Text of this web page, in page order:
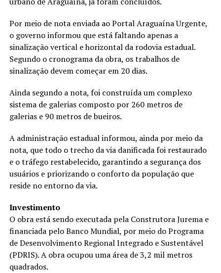
Por meio de nota enviada ao Portal Araguaína Urgente,
o governo informou que está faltando apenas a
sinalização vertical e horizontal da rodovia estadual.
Segundo o cronograma da obra, os trabalhos de
sinalização devem começar em 20 dias.
Ainda segundo a nota, foi construída um complexo
sistema de galerias composto por 260 metros de
galerias e 90 metros de bueiros.
A administração estadual informou, ainda por meio da
nota, que todo o trecho da via danificada foi restaurado
e o tráfego restabelecido, garantindo a segurança dos
usuários e priorizando o conforto da população que
reside no entorno da via.
Investimento
O obra está sendo executada pela Construtora Jurema e
financiada pelo Banco Mundial, por meio do Programa
de Desenvolvimento Regional Integrado e Sustentável
(PDRIS). A obra ocupou uma área de 3,2 mil metros
quadrados.